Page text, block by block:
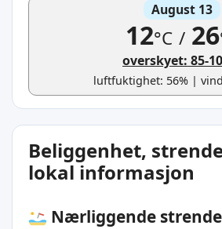
August 13
12°C /26
overskyet: 85-
luftfuktighet: 56% |
Beliggenhet,
lokal informasjon
Nærliggende